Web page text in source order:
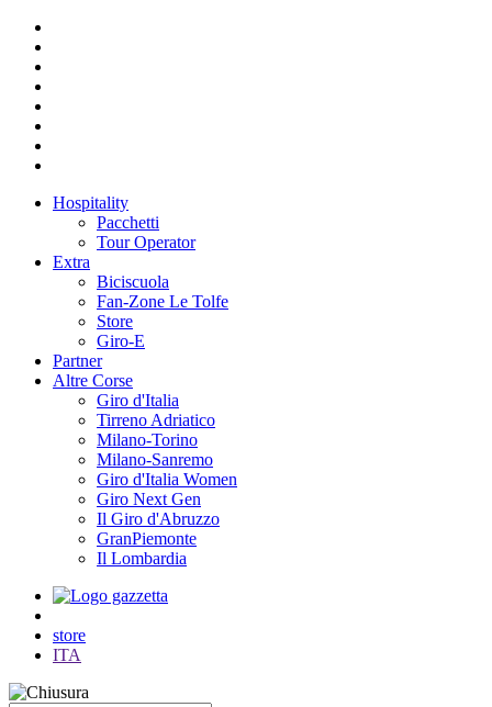
Hospitality
Pacchetti
Tour Operator
Extra
Biciscuola
Fan-Zone Le Tolfe
Store
Giro-E
Partner
Altre Corse
Giro d'Italia
Tirreno Adriatico
Milano-Torino
Milano-Sanremo
Giro d'Italia Women
Giro Next Gen
Il Giro d'Abruzzo
GranPiemonte
Il Lombardia
store
ITA